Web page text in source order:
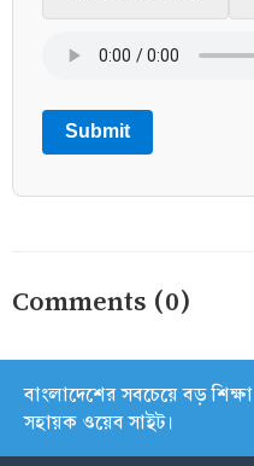
Submit
Comments (0)
বাংলাদেশের সবচেয়ে বড় শিক্ষা
সহায়ক ওয়েব সাইট।